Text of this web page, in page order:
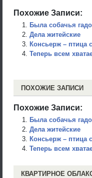
Похожие Записи:
Была собачья
Дела житейские
Консьерж – птица
Теперь всем
ПОХОЖИЕ ЗАПИСИ
Похожие Записи:
Была собачья
Дела житейские
Консьерж – птица
Теперь всем
КВАРТИРНОЕ